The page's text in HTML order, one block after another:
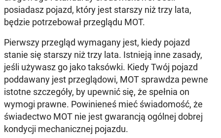
posiadasz pojazd, który jest starszy niż trzy lata,
będzie potrzebował przeglądu MOT.
Pierwszy przegląd wymagany jest, kiedy pojazd
stanie się starszy niż trzy lata. Istnieją inne zasady,
jeśli używasz go jako taksówki. Kiedy Twój pojazd
poddawany jest przeglądowi, MOT sprawdza pewne
istotne szczegóły, by upewnić się, że spełnia on
wymogi prawne. Powinieneś mieć świadomość, że
świadectwo MOT nie jest gwarancją ogólnej dobrej
kondycji mechanicznej pojazdu.